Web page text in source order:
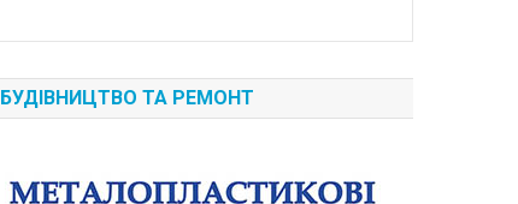
БУДІВНИЦТВО ТА РЕМОНТ